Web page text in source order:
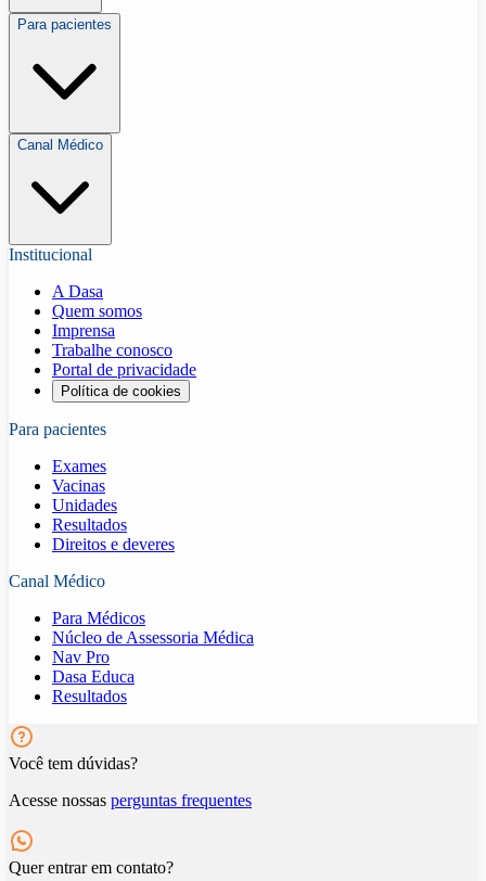
Para pacientes
Canal Médico
Institucional
A Dasa
Quem somos
Imprensa
Trabalhe conosco
Portal de privacidade
Política de cookies
Para pacientes
Exames
Vacinas
Unidades
Resultados
Direitos e deveres
Canal Médico
Para Médicos
Núcleo de Assessoria Médica
Nav Pro
Dasa Educa
Resultados
Você tem dúvidas?
Acesse nossas perguntas frequentes
Quer entrar em contato?